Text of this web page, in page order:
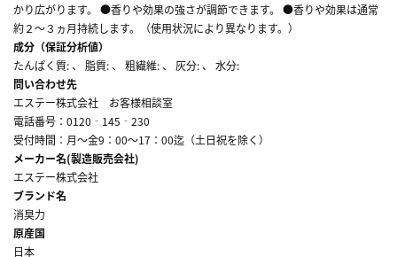
かり広がります。 ●香りや効果の強さが調節できます。 ●香りや効果は通常
約２～３ヵ月持続します。（使用状況により異なります。）
成分（保証分析値）
たんぱく質: 、 脂質: 、 粗繊維: 、 灰分: 、 水分:
問い合わせ先
エステー株式会社 お客様相談室
電話番号：0120‐145‐230
受付時間：月～金9：00～17：00迄（土日祝を除く）
メーカー名(製造販売会社)
エステー株式会社
ブランド名
消臭力
原産国
日本